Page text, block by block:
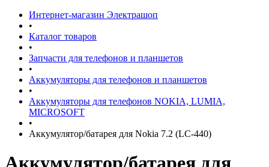
Интернет-магазин Электрашоп
•
Каталог товаров
•
Запчасти для телефонов и планшетов
•
Аккумуляторы для телефонов и планшетов
•
Аккумуляторы для телефонов NOKIA, LUMIA,
MICROSOFT
•
Аккумулятор/батарея для Nokia 7.2 (LC-440)